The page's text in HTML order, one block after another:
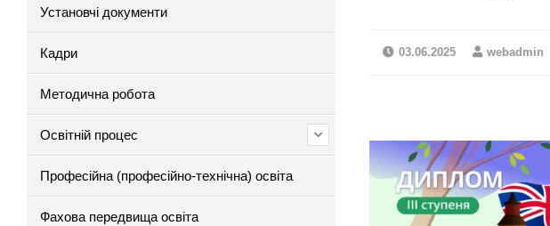
03.06.2025 webadmin
Установчі документи
Кадри
Методична робота
Освітній процес
Професійна (професійно-технічна) освіта
Фахова передвища освіта